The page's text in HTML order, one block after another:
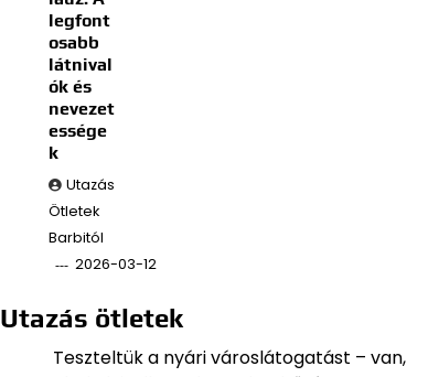
legfont
osabb
látnival
ók és
nevezet
essége
k
Utazás
Ötletek
Barbitól
2026-03-12
Utazás ötletek
Teszteltük a nyári városlátogatást – van,